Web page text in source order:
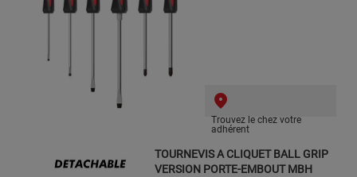
Trouvez le chez votre
adhérent
TOURNEVIS A CLIQUET BALL GRIP
VERSION PORTE-EMBOUT MBH